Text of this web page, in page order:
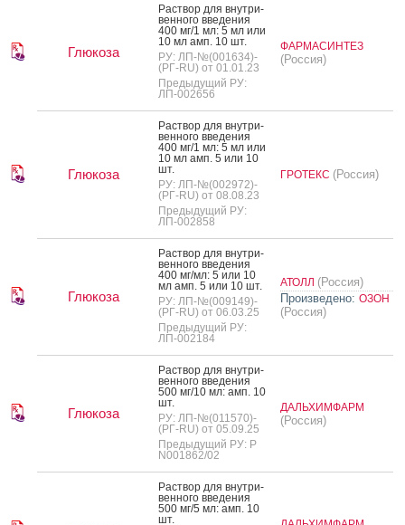
Глюкоза
Рас­твор для внут­ри­
вен­но­го вве­дения
400 мг/1 мл: 5 мл или
10 мл амп. 10 шт.
РУ: ЛП-№(001634)-
(РГ-RU) от 01.01.23
Предыдущий РУ:
ЛП-002656
ФАРМАСИНТЕЗ
(Россия)
Глюкоза
Рас­твор для внут­ри­
вен­но­го вве­дения
400 мг/1 мл: 5 мл или
10 мл амп. 5 или 10
шт.
РУ: ЛП-№(002972)-
(РГ-RU) от 08.08.23
Предыдущий РУ:
ЛП-002858
ГРОТЕКС (Россия)
Глюкоза
Рас­твор для внут­ри­
вен­но­го вве­дения
400 мг/мл: 5 или 10
мл амп. 5 или 10 шт.
РУ: ЛП-№(009149)-
(РГ-RU) от 06.03.25
Предыдущий РУ:
ЛП-002184
АТОЛЛ (Россия)
Произведено: ОЗОН
(Россия)
Глюкоза
Рас­твор для внут­ри­
вен­но­го вве­дения
500 мг/10 мл: амп. 10
шт.
РУ: ЛП-№(011570)-
(РГ-RU) от 05.09.25
Предыдущий РУ: Р
N001862/02
ДАЛЬХИМФАРМ
(Россия)
Рас­твор для внут­ри­
вен­но­го вве­дения
500 мг/5 мл: амп. 10
шт.